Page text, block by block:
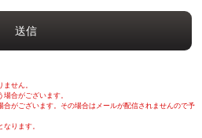
せん。
合がございます。
合がございます。その場合はメールが配信されませんので予
ります。